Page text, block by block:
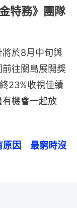
特務》團隊
將於8月中旬與
前往關島展開獎
23%收視佳績
機會一起放
因　最窮時沒